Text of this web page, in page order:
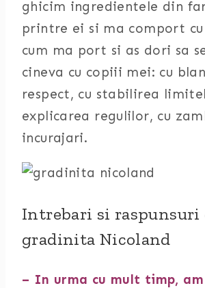
ghicim ingredientele din
printre ei si ma comport
cum ma port si as dori sa
cineva cu copiii mei: cu
respect, cu stabilirea
explicarea regulilor, cu
incurajari.
Intrebari si raspunsuri
gradinita Nicoland
– In urma cu mult timp,